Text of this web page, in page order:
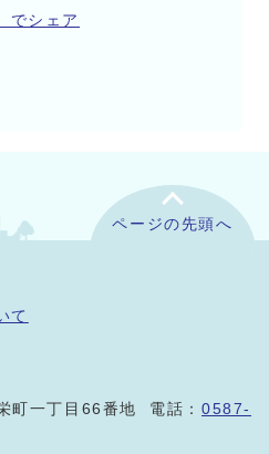
でシェア
ページの先頭へ
て
町一丁目66番地 電話：0587-